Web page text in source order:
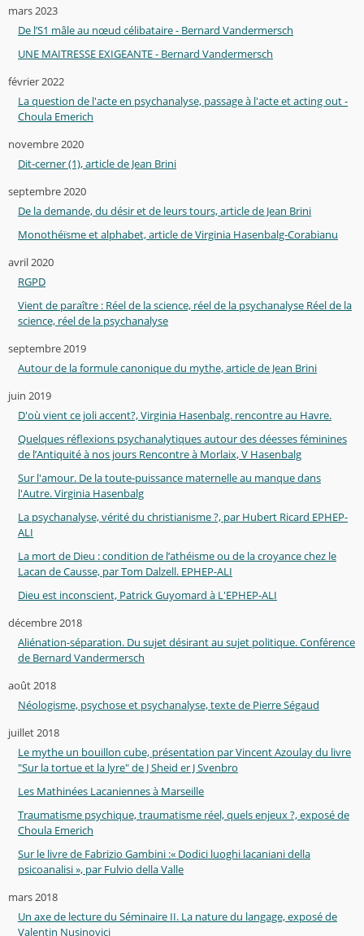
mars 2023
De l’S1 mâle au nœud célibataire - Bernard Vandermersch
UNE MAITRESSE EXIGEANTE - Bernard Vandermersch
février 2022
La question de l'acte en psychanalyse, passage à l'acte et acting out -
Choula Emerich
novembre 2020
Dit-cerner (1), article de Jean Brini
septembre 2020
De la demande, du désir et de leurs tours, article de Jean Brini
Monothéïsme et alphabet, article de Virginia Hasenbalg-Corabianu
avril 2020
RGPD
Vient de paraître : Réel de la science, réel de la psychanalyse Réel de la
science, réel de la psychanalyse
septembre 2019
Autour de la formule canonique du mythe, article de Jean Brini
juin 2019
D'où vient ce joli accent?, Virginia Hasenbalg. rencontre au Havre.
Quelques réflexions psychanalytiques autour des déesses féminines
de l’Antiquité à nos jours Rencontre à Morlaix, V Hasenbalg
Sur l'amour. De la toute-puissance maternelle au manque dans
l'Autre. Virginia Hasenbalg
La psychanalyse, vérité du christianisme ?, par Hubert Ricard EPHEP-
ALI
La mort de Dieu : condition de l’athéisme ou de la croyance chez le
Lacan de Causse, par Tom Dalzell. EPHEP-ALI
Dieu est inconscient, Patrick Guyomard à L'EPHEP-ALI
décembre 2018
Aliénation-séparation. Du sujet désirant au sujet politique. Conférence
de Bernard Vandermersch
août 2018
Néologisme, psychose et psychanalyse, texte de Pierre Ségaud
juillet 2018
Le mythe un bouillon cube, présentation par Vincent Azoulay du livre
"Sur la tortue et la lyre" de J Sheid er J Svenbro
Les Mathinées Lacaniennes à Marseille
Traumatisme psychique, traumatisme réel, quels enjeux ?, exposé de
Choula Emerich
Sur le livre de Fabrizio Gambini :« Dodici luoghi lacaniani della
psicoanalisi », par Fulvio della Valle
mars 2018
Un axe de lecture du Séminaire II. La nature du langage, exposé de
Valentin Nusinovici